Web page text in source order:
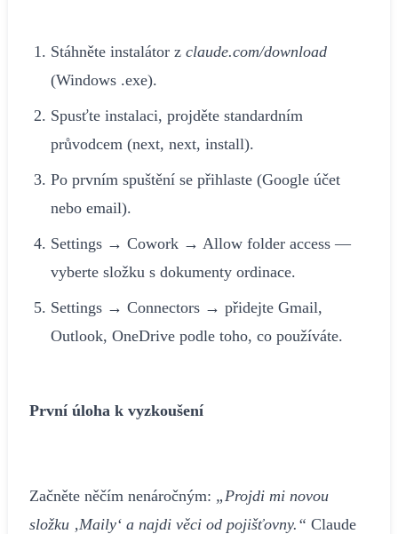
Stáhněte instalátor z claude.com/download
(Windows .exe).
Spusťte instalaci, projděte standardním
průvodcem (next, next, install).
Po prvním spuštění se přihlaste (Google účet
nebo email).
Settings → Cowork → Allow folder access —
vyberte složku s dokumenty ordinace.
Settings → Connectors → přidejte Gmail,
Outlook, OneDrive podle toho, co používáte.
První úloha k vyzkoušení
Začněte něčím nenáročným: „Projdi mi novou
složku ‚Maily‘ a najdi věci od pojišťovny.“ Claude